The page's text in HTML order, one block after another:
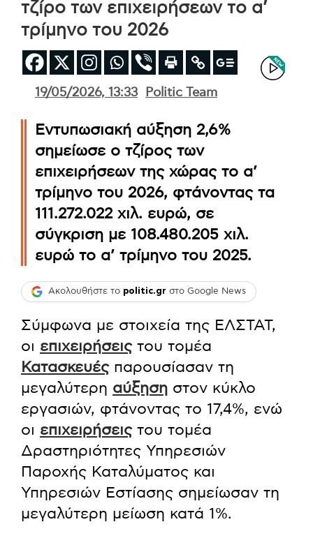
τζίρο των επιχειρήσεων το α’
τρίμηνο του 2026
19/05/2026, 13:33 Politic Team
Εντυπωσιακή αύξηση 2,6%
σημείωσε ο τζίρος των
επιχειρήσεων της χώρας το α’
τρίμηνο του 2026, φτάνοντας τα
111.272.022 χιλ. ευρώ, σε
σύγκριση με 108.480.205 χιλ.
ευρώ το α’ τρίμηνο του 2025.
Ακολουθήστε το politic.gr στο Google News
Σύμφωνα με στοιχεία της ΕΛΣΤΑΤ,
οι επιχειρήσειςτου τομέα
Κατασκευέςπαρουσίασαν τη
μεγαλύτερη αύξηση στον κύκλο
εργασιών, φτάνοντας το 17,4%, ενώ
οι επιχειρήσειςτου τομέα
Δραστηριότητες Υπηρεσιών
Παροχής Καταλύματος και
Υπηρεσιών Εστίασης σημείωσαν τη
μεγαλύτερη μείωση κατά 1%.